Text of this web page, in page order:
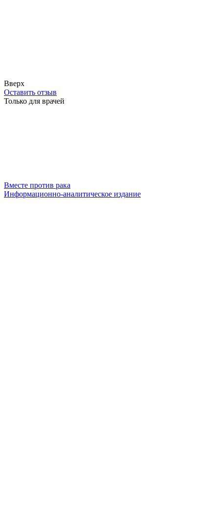
Вверх
Оставить отзыв
Только для врачей
Вместе против рака
Информационно-аналитическое издание